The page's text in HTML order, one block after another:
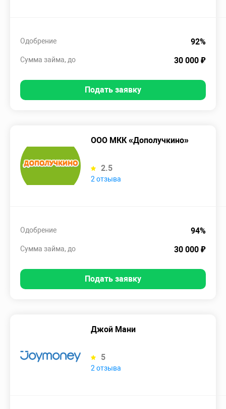
92%
Одобрение
30 000 ₽
Сумма займа, до
Подать заявку
ООО МКК «Дополучкино»
2.5
2 отзыва
94%
Одобрение
30 000 ₽
Сумма займа, до
Подать заявку
Джой Мани
5
2 отзыва